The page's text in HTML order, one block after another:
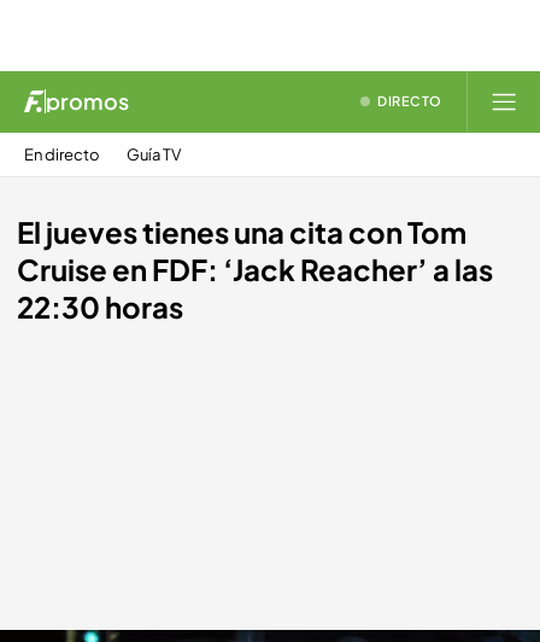
promos DIRECTO
En directo Guía TV
El jueves tienes una cita con Tom
Cruise en FDF: ‘Jack Reacher’ a las
22:30 horas